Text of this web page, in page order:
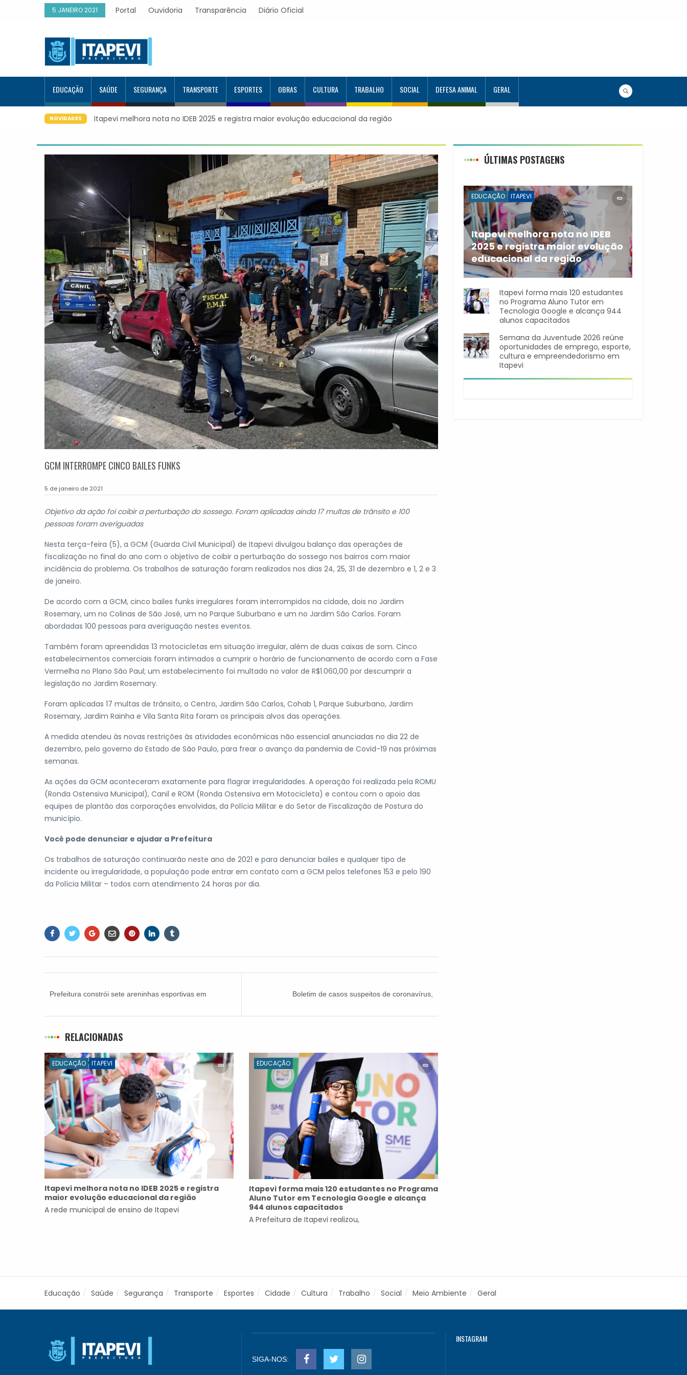
5 JANEIRO 2021 Portal Ouvidoria Transparência Diário Oficial
EDUCAÇÃO SAÚDE SEGURANÇA TRANSPORTE ESPORTES OBRAS CULTURA TRABALHO SOCIAL DEFESA ANIMAL GERAL
NOVIDADES
no IDEB 2025 e registra maior evolução educacional da regiãoItapevi forma mais 120 estudantes no Programa Aluno Tutor em Tecnologia
GCM INTERROMPE CINCO BAILES FUNKS
5 de janeiro de 2021
Objetivo da ação foi coibir a perturbação do sossego. Foram aplicadas ainda 17 multas de trânsito e 100
pessoas foram averiguadas
Nesta terça-feira (5), a GCM (Guarda Civil Municipal) de Itapevi divulgou balanço das operações de
fiscalização no final do ano com o objetivo de coibir a perturbação do sossego nos bairros com maior
incidência do problema. Os trabalhos de saturação foram realizados nos dias 24, 25, 31 de dezembro e 1, 2 e 3
de janeiro.
De acordo com a GCM, cinco bailes funks irregulares foram interrompidos na cidade, dois no Jardim
Rosemary, um no Colinas de São José, um no Parque Suburbano e um no Jardim São Carlos. Foram
abordadas 100 pessoas para averiguação nestes eventos.
Também foram apreendidas 13 motocicletas em situação irregular, além de duas caixas de som. Cinco
estabelecimentos comerciais foram intimados a cumprir o horário de funcionamento de acordo com a Fase
Vermelha no Plano São Paul; um estabelecimento foi multado no valor de R$1.060,00 por descumprir a
legislação no Jardim Rosemary.
Foram aplicadas 17 multas de trânsito, o Centro, Jardim São Carlos, Cohab 1, Parque Suburbano, Jardim
Rosemary, Jardim Rainha e Vila Santa Rita foram os principais alvos das operações.
A medida atendeu às novas restrições às atividades econômicas não essencial anunciadas no dia 22 de
dezembro, pelo governo do Estado de São Paulo, para frear o avanço da pandemia de Covid-19 nas próximas
semanas.
As ações da GCM aconteceram exatamente para flagrar irregularidades. A operação foi realizada pela ROMU
(Ronda Ostensiva Municipal), Canil e ROM (Ronda Ostensiva em Motocicleta) e contou com o apoio das
equipes de plantão das corporações envolvidas, da Polícia Militar e do Setor de Fiscalização de Postura do
município.
Você pode denunciar e ajudar a Prefeitura
Os trabalhos de saturação continuarão neste ano de 2021 e para denunciar bailes e qualquer tipo de
incidente ou irregularidade, a população pode entrar em contato com a GCM pelos telefones 153 e pelo 190
da Polícia Militar – todos com atendimento 24 horas por dia.
Prefeitura constrói sete areninhas esportivas em
Boletim de casos suspeitos de coronavírus,
RELACIONADAS
EDUCAÇÃO ITAPEVI
Itapevi melhora nota no IDEB 2025 e registra
maior evolução educacional da região
A rede municipal de ensino de Itapevi
EDUCAÇÃO
Itapevi forma mais 120 estudantes no Programa
Aluno Tutor em Tecnologia Google e alcança
944 alunos capacitados
A Prefeitura de Itapevi realizou,
ÚLTIMAS POSTAGENS
EDUCAÇÃO ITAPEVI
Itapevi melhora nota no IDEB
2025 e registra maior evolução
educacional da região
A rede municipal de ensino
Itapevi forma mais 120 estudantes
no Programa Aluno Tutor em
Tecnologia Google e alcança 944
alunos capacitados
Semana da Juventude 2026 reúne
oportunidades de emprego, esporte,
cultura e empreendedorismo em
Itapevi
Educação Saúde Segurança Transporte Esportes Cidade Cultura Trabalho Social Meio Ambiente Geral
SIGA-NOS:
INSTAGRAM